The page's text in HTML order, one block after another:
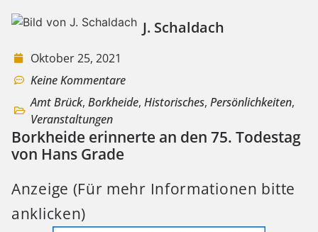
J. Schaldach
Oktober 25, 2021
Keine Kommentare
Amt Brück, Borkheide, Historisches, Persönlichkeiten,
Veranstaltungen
Borkheide erinnerte an den 75. Todestag
von Hans Grade
Anzeige (Für mehr Informationen bitte
anklicken)